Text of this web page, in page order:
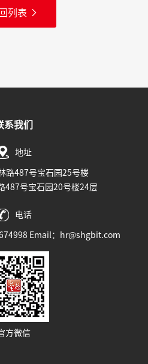
列表
系我们
地址
路487号宝石园25号楼
487号宝石园20号楼24层
电话
Email：hr@shgbit.com
方微信